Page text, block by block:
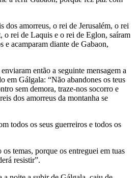
dos amorreus, o rei de Jerusalém, o rei
o rei de Laquis e o rei de Eglon, saíram
e acamparam diante de Gabaon,
então a seguinte mensagem a
em Gálgala: “Não abandones os teus
sem demora, traze-nos socorro e
dos amor­reus da montanha se
todos os seus guerreiros e todos os
temas, porque os entreguei em tuas
resistir”.